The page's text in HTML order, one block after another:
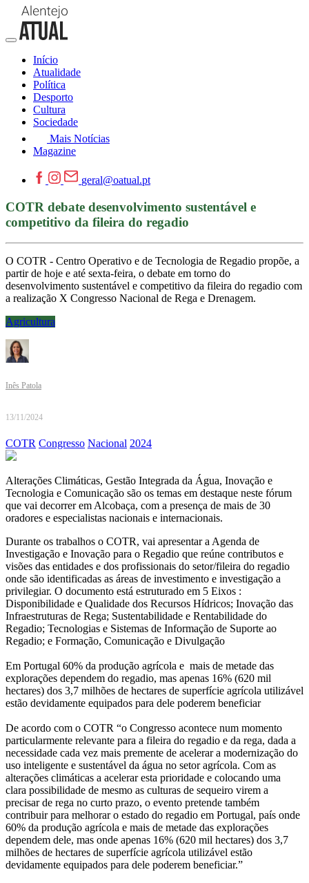
Início
Atualidade
Política
Desporto
Cultura
Sociedade
Mais Notícias
Magazine
geral@oatual.pt
COTR debate desenvolvimento sustentável e
competitivo da fileira do regadio
O COTR - Centro Operativo e de Tecnologia de Regadio propõe, a
partir de hoje e até sexta-feira, o debate em torno do
desenvolvimento sustentável e competitivo da fileira do regadio com
a realização X Congresso Nacional de Rega e Drenagem.
Agricultura
Inês Patola
13/11/2024
COTR Congresso Nacional 2024
Alterações Climáticas, Gestão Integrada da Água, Inovação e
Tecnologia e Comunicação são os temas em destaque neste fórum
que vai decorrer em Alcobaça, com a presença de mais de 30
oradores e especialistas nacionais e internacionais.
Durante os trabalhos o COTR, vai apresentar a Agenda de
Investigação e Inovação para o Regadio que reúne contributos e
visões das entidades e dos profissionais do setor/fileira do regadio
onde são identificadas as áreas de investimento e investigação a
privilegiar. O documento está estruturado em 5 Eixos :
Disponibilidade e Qualidade dos Recursos Hídricos; Inovação das
Infraestruturas de Rega; Sustentabilidade e Rentabilidade do
Regadio; Tecnologias e Sistemas de Informação de Suporte ao
Regadio; e Formação, Comunicação e Divulgação
Em Portugal 60% da produção agrícola e mais de metade das
explorações dependem do regadio, mas apenas 16% (620 mil
hectares) dos 3,7 milhões de hectares de superfície agrícola utilizável
estão devidamente equipados para dele poderem beneficiar
De acordo com o COTR “o Congresso acontece num momento
particularmente relevante para a fileira do regadio e da rega, dada a
necessidade cada vez mais premente de acelerar a modernização do
uso inteligente e sustentável da água no setor agrícola. Com as
alterações climáticas a acelerar esta prioridade e colocando uma
clara possibilidade de mesmo as culturas de sequeiro virem a
precisar de rega no curto prazo, o evento pretende também
contribuir para melhorar o estado do regadio em Portugal, país onde
60% da produção agrícola e mais de metade das explorações
dependem dele, mas onde apenas 16% (620 mil hectares) dos 3,7
milhões de hectares de superfície agrícola utilizável estão
devidamente equipados para dele poderem beneficiar.”